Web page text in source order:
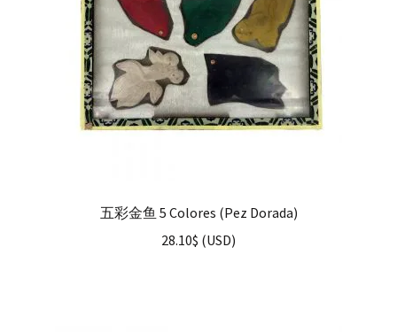
五彩金鱼 5 Colores (Pez Dorada)
28.10$ (USD)